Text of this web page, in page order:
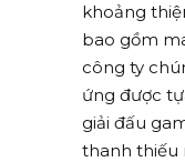
khoảng
bao gồm
công ty
ứng được
giải đấu
thanh thiếu